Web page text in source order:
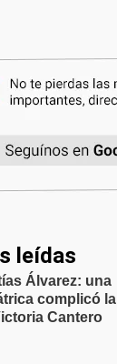
leídas
Álvarez: una
complicó la
Cantero